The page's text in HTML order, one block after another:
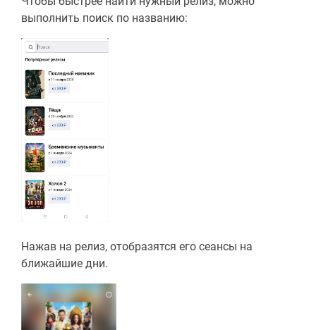
выполнить поиск по названию:
Нажав на релиз, отобразятся его сеансы на
ближайшие дни.